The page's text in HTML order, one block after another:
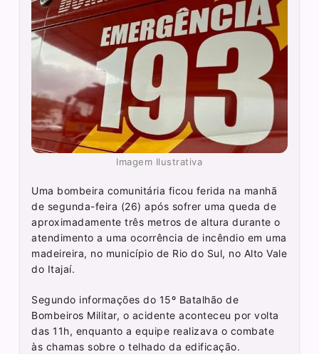
Imagem Ilustrativa
Uma bombeira comunitária ficou ferida na manhã
de segunda-feira (26) após sofrer uma queda de
aproximadamente três metros de altura durante o
atendimento a uma ocorrência de incêndio em uma
madeireira, no município de Rio do Sul, no Alto Vale
do Itajaí.
Segundo informações do 15º Batalhão de
Bombeiros Militar, o acidente aconteceu por volta
das 11h, enquanto a equipe realizava o combate
às chamas sobre o telhado da edificação.